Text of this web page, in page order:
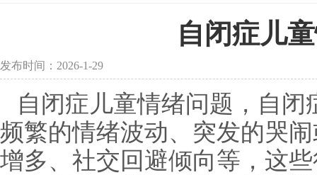
自闭症儿
发布时间：2026-1-29
自闭症儿童情绪问题，自
频繁的情绪波动、突发的哭
增多、社交回避倾向等，这